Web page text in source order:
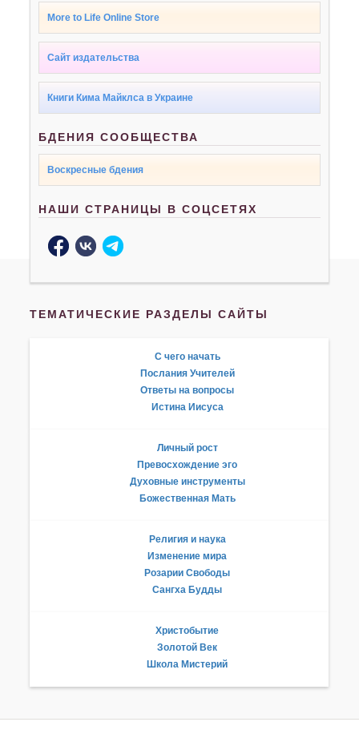
More to Life Online Store
Сайт издательства
Книги Кима Майклса в Украине
БДЕНИЯ СООБЩЕСТВА
Воскресные бдения
НАШИ СТРАНИЦЫ В СОЦСЕТЯХ
ТЕМАТИЧЕСКИЕ РАЗДЕЛЫ САЙТЫ
С чего начать
Послания Учителей
Ответы на вопросы
Истина Иисуса
Личный рост
Превосхождение эго
Духовные инструменты
Божественная Мать
Религия и наука
Изменение мира
Розарии Свободы
Сангха Будды
Христобытие
Золотой Век
Школа Мистерий